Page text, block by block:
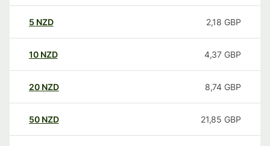
5 NZD 2,18 GBP
10 NZD 4,37 GBP
20 NZD 8,74 GBP
50 NZD 21,85 GBP